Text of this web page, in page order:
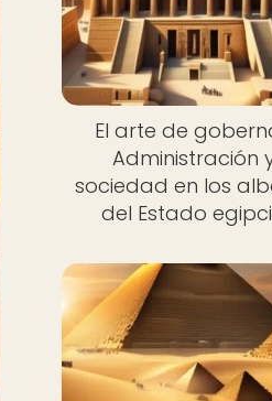
El arte de
Administración
sociedad en los
del Estado